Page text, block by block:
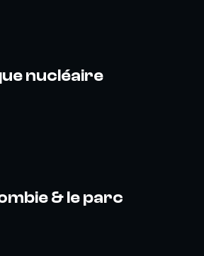
nucléaire
& le parc